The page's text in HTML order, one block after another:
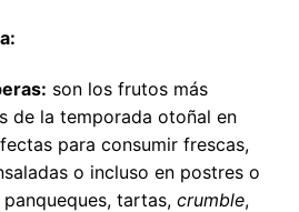
son los frutos más
de la temporada otoñal en
para consumir frescas,
o incluso en postres o
tartas, crumble,